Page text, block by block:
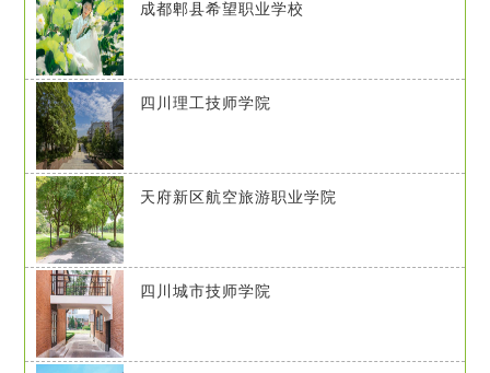
成都郫县希望职业学校
四川理工技师学院
天府新区航空旅游职业学院
四川城市技师学院